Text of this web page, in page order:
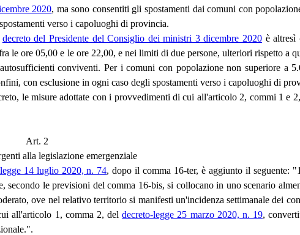
2020, ma sono consentiti gli spostamenti dai comuni con
verso i capoluoghi di provincia.
decreto del Presidente del Consiglio dei ministri 3 dicembre 2020 è altresì
le ore 05,00 e le ore 22,00, e nei limiti di due persone, ulteriori rispetto a
conviventi. Per i comuni con popolazione non superiore a
con esclusione in ogni caso degli spostamenti verso i capoluoghi di
le misure adottate con i provvedimenti di cui all'articolo 2, commi 1 e
Art. 2
alla legislazione emergenziale
legge 14 luglio 2020, n. 74, dopo il comma 16-ter, è aggiunto il seguente:
le previsioni del comma 16-bis, si collocano in uno scenario
ove nel relativo territorio si manifesti un'incidenza settimanale dei
all'articolo 1, comma 2, deldecreto-legge 25 marzo 2020, n. 19,